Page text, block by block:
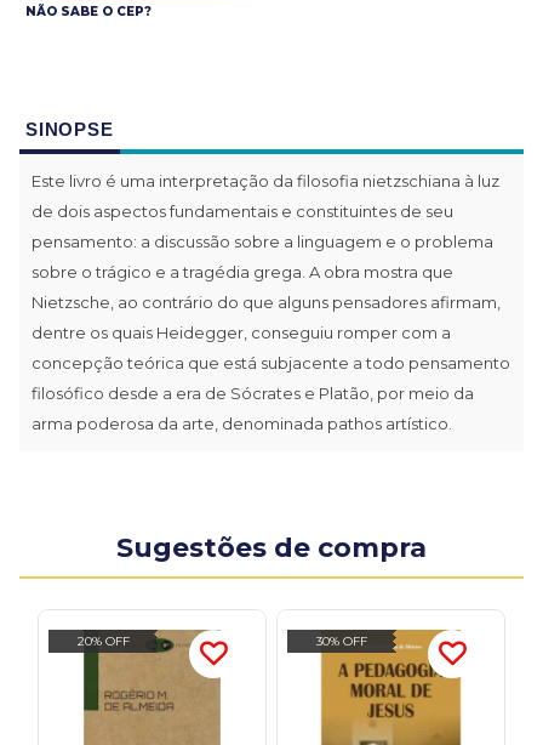
NÃO SABE O CEP?
SINOPSE
Este livro é uma interpretação da filosofia nietzschiana à luz
de dois aspectos fundamentais e constituintes de seu
pensamento: a discussão sobre a linguagem e o problema
sobre o trágico e a tragédia grega. A obra mostra que
Nietzsche, ao contrário do que alguns pensadores afirmam,
dentre os quais Heidegger, conseguiu romper com a
concepção teórica que está subjacente a todo pensamento
filosófico desde a era de Sócrates e Platão, por meio da
arma poderosa da arte, denominada pathos artístico.
Sugestões de compra
20% OFF 30% OFF